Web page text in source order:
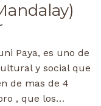
Paya, es uno de
y social que
de mas de 4
, que los…